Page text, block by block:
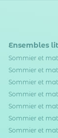
Ensembles
Sommier et
Sommier et
Sommier et
Sommier et
Sommier et
Sommier et
Sommier et